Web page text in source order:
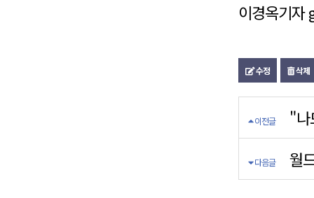
이경옥기
수정 삭제
이전글 "나
다음글 월